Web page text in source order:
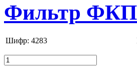
Фильтр
Шифр: 4283